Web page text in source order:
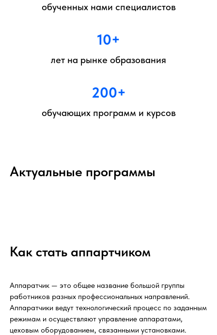
обученных нами специалистов
10+
лет на рынке образования
200+
обучающих программ и курсов
Актуальные программы
Как стать аппартчиком
Аппаратчик — это общее название большой группы
работников разных профессиональных направлений.
Аппаратчики ведут технологический процесс по заданным
режимам и осуществляют управление аппаратами,
цеховым оборудованием, связанными установками.